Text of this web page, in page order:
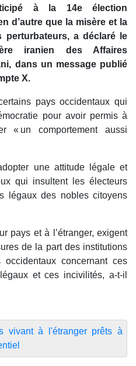
à la 14e élection
d’autre que la misère et la
perturbateurs, a déclaré le
iranien des Affaires
dans un message publié
X.
pays occidentaux qui
pour avoir permis à
« un comportement aussi
une attitude légale et
qui insultent les électeurs
légaux des nobles citoyens
pays et à l’étranger, exigent
de la part des institutions
concernant ces
et ces incivilités, a-t-il
vivant à l'étranger prêts à